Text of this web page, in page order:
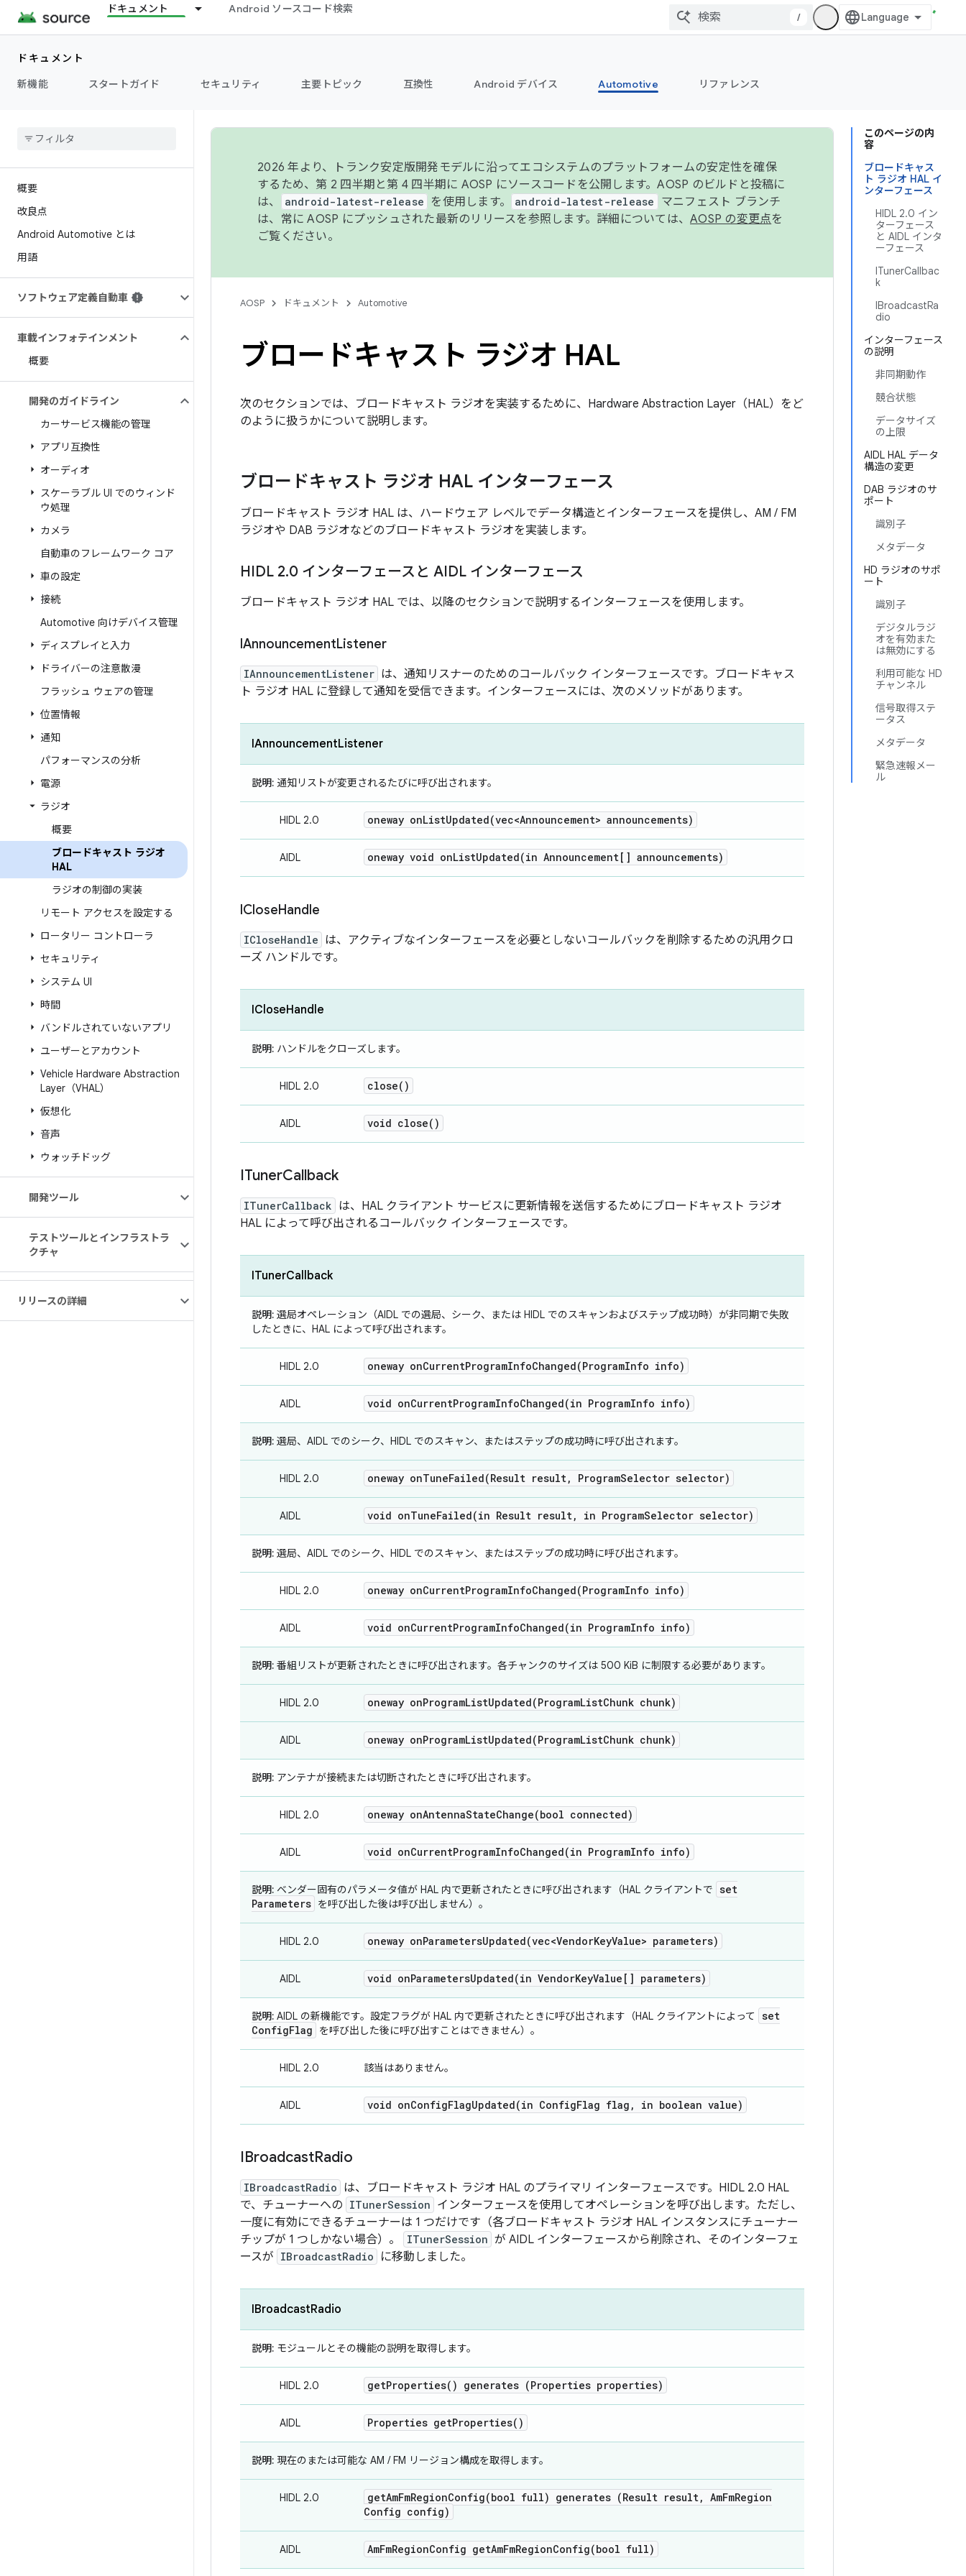
ドキュメント Android ソースコード検索
/
ドキュメント
新機能
スタートガイド セキュリティ 主要トピック 互換性 Android デバイス Automotive リファレンス
概要
改良点
Android Automotive とは
用語
ソフトウェア定義自動車
車載インフォテインメント
概要
開発のガイドライン
カーサービス機能の管理
アプリ互換性
オーディオ
スケーラブル UI でのウィンド
ウ処理
カメラ
自動車のフレームワーク コア
車の設定
接続
Automotive 向けデバイス管理
ディスプレイと入力
ドライバーの注意散漫
フラッシュ ウェアの管理
位置情報
通知
パフォーマンスの分析
電源
ラジオ
概要
ブロードキャスト ラジオ
HAL
ラジオの制御の実装
リモート アクセスを設定する
ロータリー コントローラ
セキュリティ
システム UI
時間
バンドルされていないアプリ
ユーザーとアカウント
Vehicle Hardware Abstraction
Layer（VHAL）
仮想化
音声
ウォッチドッグ
開発ツール
テストツールとインフラストラ
クチャ
リリースの詳細
このページの内
容
ブロードキャス
ト ラジオ HAL イ
ンターフェース
HIDL 2.0 イン
ターフェース
と AIDL インタ
ーフェース
ITunerCallbac
k
IBroadcastRa
dio
インターフェース
の説明
非同期動作
競合状態
データサイズ
の上限
AIDL HAL データ
構造の変更
DAB ラジオのサ
ポート
識別子
メタデータ
HD ラジオのサポ
ート
識別子
デジタルラジ
オを有効また
は無効にする
利用可能な HD
チャンネル
信号取得ステ
ータス
メタデータ
緊急速報メー
ル
2026 年より、トランク安定版開発モデルに沿ってエコシステムのプラットフォームの安定性を確保
するため、第 2 四半期と第 4 四半期に AOSP にソースコードを公開します。AOSP のビルドと投稿に
は、
android-latest-release を使用します。 android-latest-release
マニフェスト ブランチ
は、常に AOSP にプッシュされた最新のリリースを参照します。詳細については、 AOSP の変更点を
ご覧ください。
AOSP ドキュメント Automotive
ブロードキャスト ラジオ HAL
次のセクションでは、ブロードキャスト ラジオを実装するために、Hardware Abstraction Layer（HAL）をど
のように扱うかについて説明します。
ブロードキャスト ラジオ HAL インターフェース
ブロードキャスト ラジオ HAL は、ハードウェア レベルでデータ構造とインターフェースを提供し、AM / FM
ラジオや DAB ラジオなどのブロードキャスト ラジオを実装します。
HIDL 2.0 インターフェースと AIDL インターフェース
ブロードキャスト ラジオ HAL では、以降のセクションで説明するインターフェースを使用します。
IAnnouncementListener
IAnnouncementListener は、通知リスナーのためのコールバック インターフェースです。ブロードキャス
ト ラジオ HAL に登録して通知を受信できます。インターフェースには、次のメソッドがあります。
IAnnouncementListener
説明: 通知リストが変更されるたびに呼び出されます。
HIDL 2.0 oneway onListUpdated(vec<Announcement> announcements)
AIDL oneway void onListUpdated(in Announcement[] announcements)
ICloseHandle
ICloseHandle は、アクティブなインターフェースを必要としないコールバックを削除するための汎用クロ
ーズ ハンドルです。
ICloseHandle
説明: ハンドルをクローズします。
HIDL 2.0 close( )
AIDL void close( )
ITunerCallback
ITunerCallback は、HAL クライアント サービスに更新情報を送信するためにブロードキャスト ラジオ
HAL によって呼び出されるコールバック インターフェースです。
ITunerCallback
説明: 選局オペレーション（AIDL での選局、シーク、または HIDL でのスキャンおよびステップ成功時）が非同期で失敗
したときに、HAL によって呼び出されます。
HIDL 2.0 oneway onCurrentProgramInfoChanged(ProgramInfo info)
AIDL void onCurrentProgramInfoChanged(in ProgramInfo info)
説明: 選局、AIDL でのシーク、HIDL でのスキャン、またはステップの成功時に呼び出されます。
HIDL 2.0 oneway onTuneFailed(Result result, ProgramSelector selector)
AIDL void onTuneFailed(in Result result, in ProgramSelector selector)
説明: 選局、AIDL でのシーク、HIDL でのスキャン、またはステップの成功時に呼び出されます。
HIDL 2.0 oneway onCurrentProgramInfoChanged(ProgramInfo info)
AIDL void onCurrentProgramInfoChanged(in ProgramInfo info)
説明: 番組リストが更新されたときに呼び出されます。各チャンクのサイズは 500 KiB に制限する必要があります。
HIDL 2.0 oneway onProgramListUpdated(ProgramListChunk chunk)
AIDL oneway onProgramListUpdated(ProgramListChunk chunk)
説明: アンテナが接続または切断されたときに呼び出されます。
HIDL 2.0 oneway onAntennaStateChange(bool connected)
AIDL void onCurrentProgramInfoChanged(in ProgramInfo info)
説明: ベンダー固有のパラメータ値が HAL 内で更新されたときに呼び出されます（HAL クライアントで set
Parameters を呼び出した後は呼び出しません）。
HIDL 2.0 oneway onParametersUpdated(vec<VendorKeyValue> parameters)
AIDL void onParametersUpdated(in VendorKeyValue[] parameters)
説明: AIDL の新機能です。設定フラグが HAL 内で更新されたときに呼び出されます（HAL クライアントによって
set
ConfigFlag を呼び出した後に呼び出すことはできません）。
HIDL 2.0 該当はありません。
AIDL void onConfigFlagUpdated(in ConfigFlag flag , in boolean value)
IBroadcastRadio
IBroadcastRadio は、ブロードキャスト ラジオ HAL のプライマリ インターフェースです。HIDL 2.0 HAL
で、チューナーへの ITunerSession インターフェースを使用してオペレーションを呼び出します。ただし、
一度に有効にできるチューナーは 1 つだけです（各ブロードキャスト ラジオ HAL インスタンスにチューナー
チップが 1 つしかない場合）。
ITunerSession が AIDL インターフェースから削除され、そのインターフェ
ースが IBroadcastRadio に移動しました。
IBroadcastRadio
説明: モジュールとその機能の説明を取得します。
HIDL 2.0 getProperties( ) generates (Properties properties)
AIDL Properties getProperties( )
説明: 現在のまたは可能な AM / FM リージョン構成を取得します。
HIDL 2.0 getAmFmRegionConfig(bool full) generates (Result result, AmFmRegion
Config config)
AIDL AmFmRegionConfig getAmFmRegionConfig(bool full)